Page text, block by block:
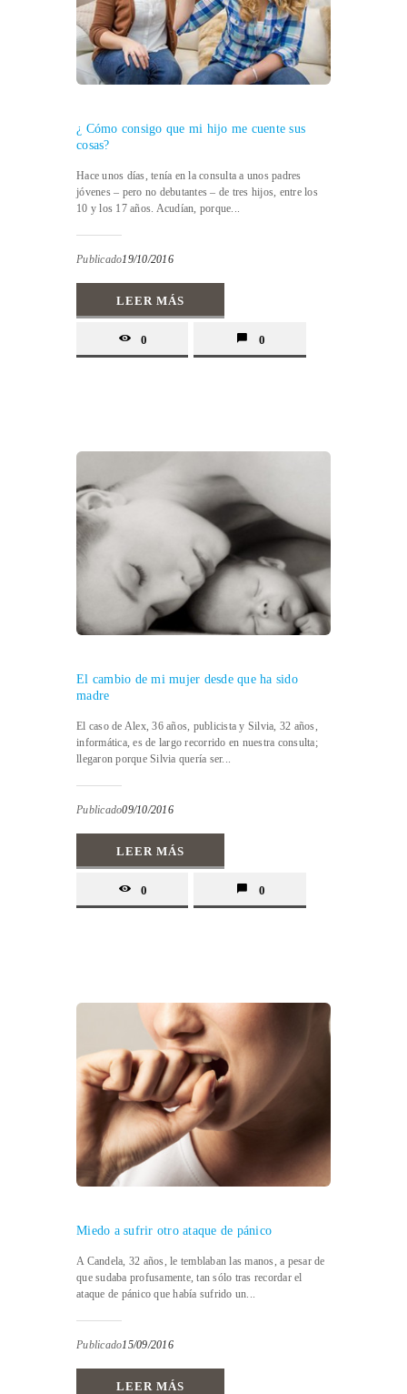
¿ Cómo consigo que mi hijo me cuente sus
cosas?
Hace unos días, tenía en la consulta a unos padres
jóvenes – pero no debutantes – de tres hijos, entre los
10 y los 17 años. Acudían, porque...
Publicado19/10/2016
LEER MÁS
0 0
El cambio de mi mujer desde que ha sido
madre
El caso de Alex, 36 años, publicista y Silvia, 32 años,
informática, es de largo recorrido en nuestra consulta;
llegaron porque Silvia quería ser...
Publicado09/10/2016
LEER MÁS
0 0
Miedo a sufrir otro ataque de pánico
A Candela, 32 años, le temblaban las manos, a pesar de
que sudaba profusamente, tan sólo tras recordar el
ataque de pánico que había sufrido un...
Publicado15/09/2016
LEER MÁS